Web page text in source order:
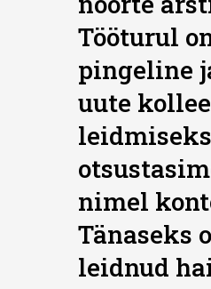
Tööturul
pingeline
uute
nimel
Tänaseks
leidnud